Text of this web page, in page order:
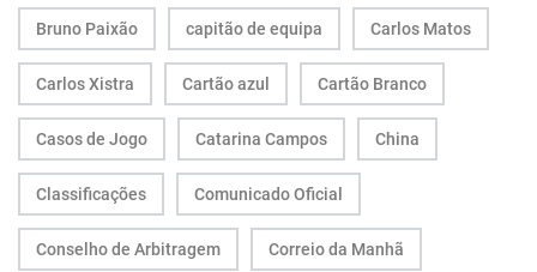
Bruno Paixão capitão de equipa Carlos Matos
Carlos Xistra Cartão azul Cartão Branco
Casos de Jogo Catarina Campos China
Classificações Comunicado Oficial
Conselho de Arbitragem Correio da Manhã